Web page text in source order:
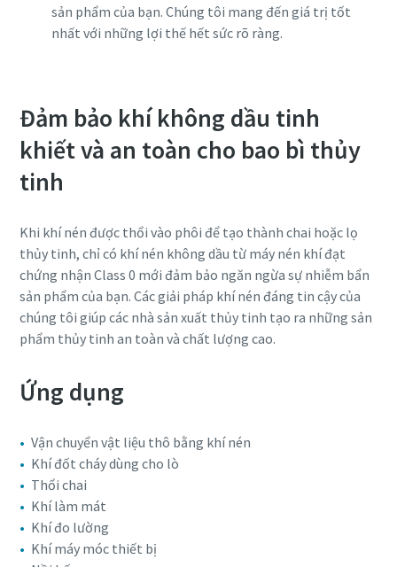
sản phẩm của bạn. Chúng tôi mang đến giá trị tốt
nhất với những lợi thế hết sức rõ ràng.
Đảm bảo khí không dầu tinh
khiết và an toàn cho bao bì thủy
tinh
Khi khí nén được thổi vào phôi để tạo thành chai hoặc lọ
thủy tinh, chỉ có khí nén không dầu từ máy nén khí đạt
chứng nhận Class 0 mới đảm bảo ngăn ngừa sự nhiễm bẩn
sản phẩm của bạn. Các giải pháp khí nén đáng tin cậy của
chúng tôi giúp các nhà sản xuất thủy tinh tạo ra những sản
phẩm thủy tinh an toàn và chất lượng cao.
Ứng dụng
Vận chuyển vật liệu thô bằng khí nén
Khí đốt cháy dùng cho lò
Thổi chai
Khí làm mát
Khí đo lường
Khí máy móc thiết bị